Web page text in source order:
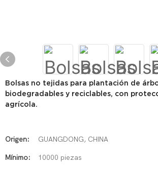
Bolsas no tejidas para plantación de
biodegradables y reciclables, con
agrícola.
Origen: GUANGDONG, CHINA
Mínimo: 10000 piezas